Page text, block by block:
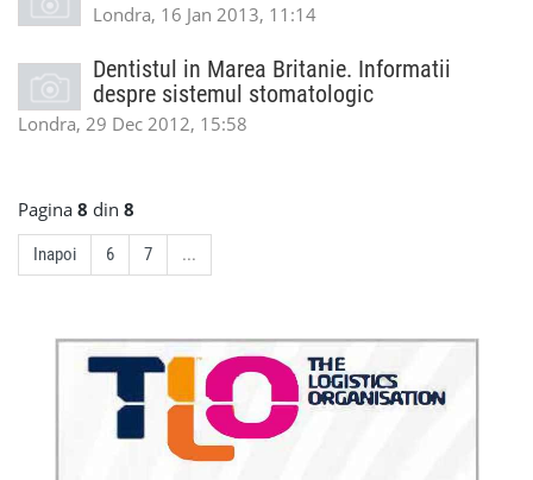
Londra, 16 Jan 2013, 11:14
Dentistul in Marea Britanie. Informatii
despre sistemul stomatologic
Londra, 29 Dec 2012, 15:58
Pagina 8 din 8
Inapoi 6 7 ...